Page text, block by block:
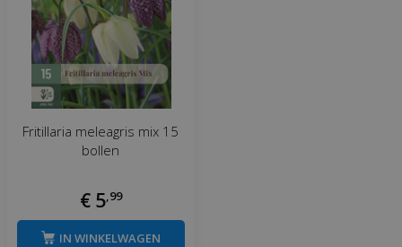
Fritillaria meleagris mix 15
bollen
€ 5,99
IN WINKELWAGEN